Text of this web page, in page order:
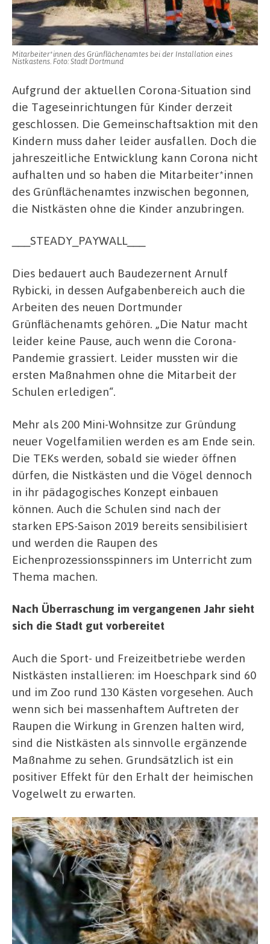
Mitarbeiter*innen des Grünflächenamtes bei der Installation eines
Nistkastens. Foto: Stadt Dortmund
Aufgrund der aktuellen Corona-Situation sind
die Tageseinrichtungen für Kinder derzeit
geschlossen. Die Gemeinschaftsaktion mit den
Kindern muss daher leider ausfallen. Doch die
jahreszeitliche Entwicklung kann Corona nicht
aufhalten und so haben die Mitarbeiter*innen
des Grünflächenamtes inzwischen begonnen,
die Nistkästen ohne die Kinder anzubringen.
___STEADY_PAYWALL___
Dies bedauert auch Baudezernent Arnulf
Rybicki, in dessen Aufgabenbereich auch die
Arbeiten des neuen Dortmunder
Grünflächenamts gehören. „Die Natur macht
leider keine Pause, auch wenn die Corona-
Pandemie grassiert. Leider mussten wir die
ersten Maßnahmen ohne die Mitarbeit der
Schulen erledigen“.
Mehr als 200 Mini-Wohnsitze zur Gründung
neuer Vogelfamilien werden es am Ende sein.
Die TEKs werden, sobald sie wieder öffnen
dürfen, die Nistkästen und die Vögel dennoch
in ihr pädagogisches Konzept einbauen
können. Auch die Schulen sind nach der
starken EPS-Saison 2019 bereits sensibilisiert
und werden die Raupen des
Eichenprozessionsspinners im Unterricht zum
Thema machen.
Nach Überraschung im vergangenen Jahr sieht
sich die Stadt gut vorbereitet
Auch die Sport- und Freizeitbetriebe werden
Nistkästen installieren: im Hoeschpark sind 60
und im Zoo rund 130 Kästen vorgesehen. Auch
wenn sich bei massenhaftem Auftreten der
Raupen die Wirkung in Grenzen halten wird,
sind die Nistkästen als sinnvolle ergänzende
Maßnahme zu sehen. Grundsätzlich ist ein
positiver Effekt für den Erhalt der heimischen
Vogelwelt zu erwarten.